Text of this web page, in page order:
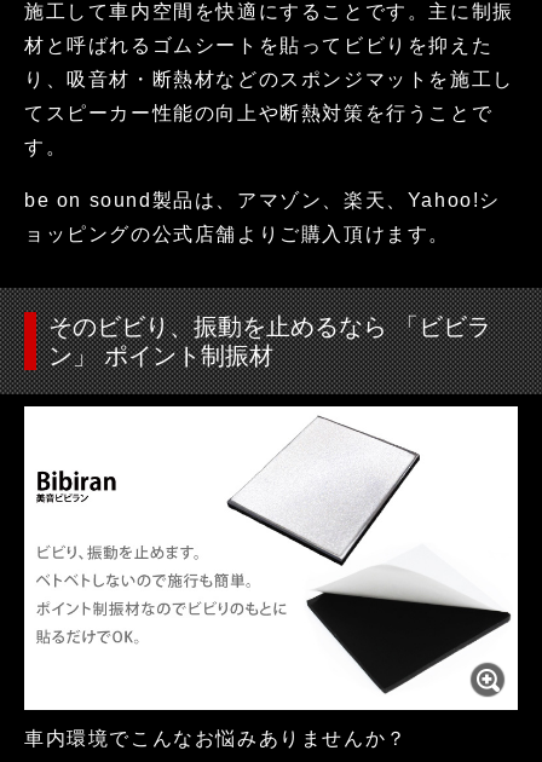
施工して車内空間を快適にすることです。主に制振
材と呼ばれるゴムシートを貼ってビビりを抑えた
り、吸音材・断熱材などのスポンジマットを施工し
てスピーカー性能の向上や断熱対策を行うことで
す。
be on sound製品は、アマゾン、楽天、Yahoo!シ
ョッピングの公式店舗よりご購入頂けます。
そのビビり、振動を止めるなら 「ビビラ
ン」 ポイント制振材
車内環境でこんなお悩みありませんか？